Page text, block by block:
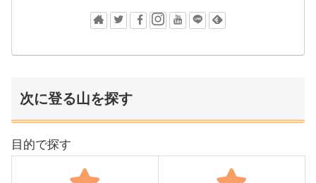
次に登る山を探す
目的で探す